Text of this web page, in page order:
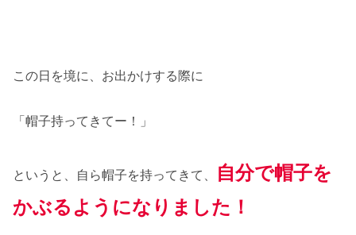
この日を境に、お出かけする際に
「帽子持ってきてー！」
というと、自ら帽子を持ってきて、
自分で帽子を
かぶるようになりました！